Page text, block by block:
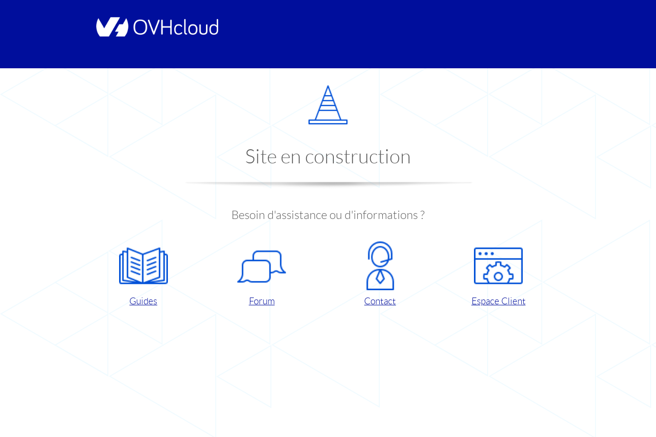
Site en construction
Besoin d'assistance ou d'informations ?
Guides Forum Contact Espace Client